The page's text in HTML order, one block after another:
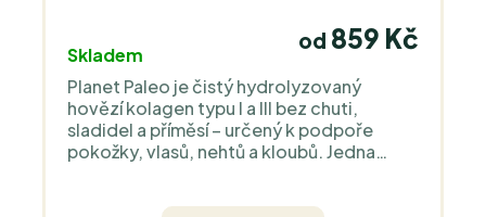
Skladem
od 859 Kč
Planet Paleo je čistý hydrolyzovaný
hovězí kolagen typu I a III bez chuti,
sladidel a příměsí – určený k podpoře
pokožky, vlasů, nehtů a kloubů. Jedna